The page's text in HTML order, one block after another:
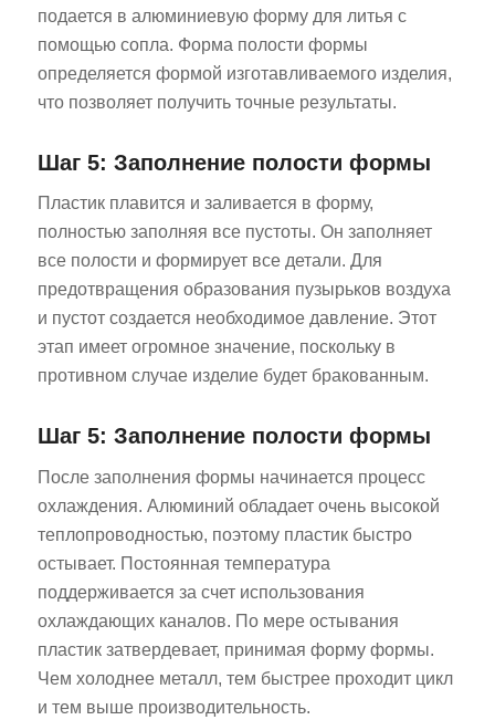
подается в алюминиевую форму для литья с
помощью сопла. Форма полости формы
определяется формой изготавливаемого изделия,
что позволяет получить точные результаты.
Шаг 5: Заполнение полости формы
Пластик плавится и заливается в форму,
полностью заполняя все пустоты. Он заполняет
все полости и формирует все детали. Для
предотвращения образования пузырьков воздуха
и пустот создается необходимое давление. Этот
этап имеет огромное значение, поскольку в
противном случае изделие будет бракованным.
Шаг 5: Заполнение полости формы
После заполнения формы начинается процесс
охлаждения. Алюминий обладает очень высокой
теплопроводностью, поэтому пластик быстро
остывает. Постоянная температура
поддерживается за счет использования
охлаждающих каналов. По мере остывания
пластик затвердевает, принимая форму формы.
Чем холоднее металл, тем быстрее проходит цикл
и тем выше производительность.